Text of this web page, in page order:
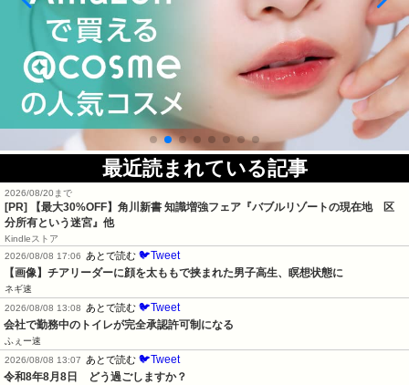
最近読まれている記事
2026/08/20まで
[PR]
【最大30%OFF】角川新書 知識増強フェア『バブルリゾートの現在地 区
分所有という迷宮』他
Kindleストア
2026/08/08 17:06
あとで読む 🐦Tweet
【画像】チアリーダーに顔を太ももで挟まれた男子高生、瞑想状態に
ネギ速
2026/08/08 13:08
あとで読む 🐦Tweet
会社で勤務中のトイレが完全承認許可制になる
ふぇー速
2026/08/08 13:07
あとで読む 🐦Tweet
令和8年8月8日　どう過ごしますか？